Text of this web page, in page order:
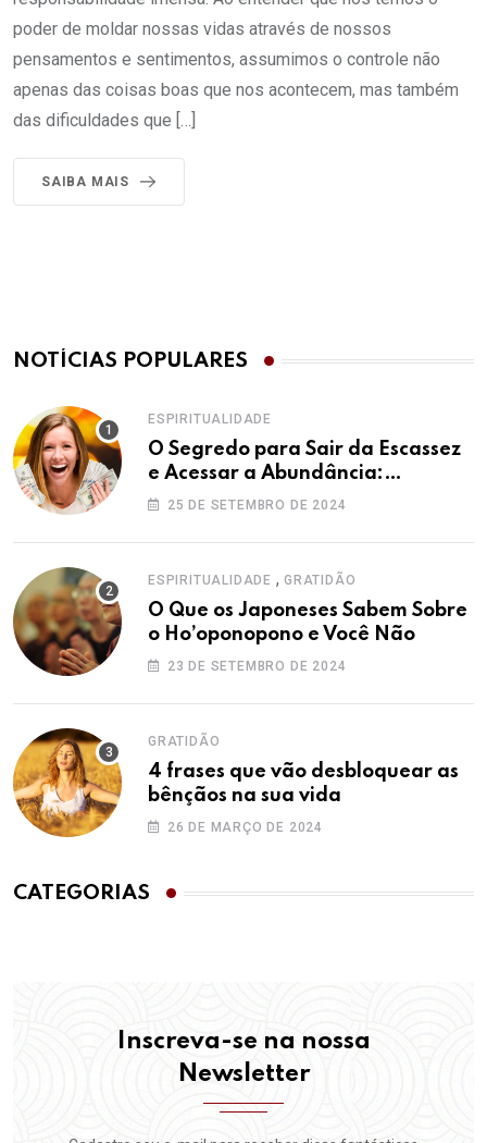
poder de moldar nossas vidas através de nossos
pensamentos e sentimentos, assumimos o controle não
apenas das coisas boas que nos acontecem, mas também
das dificuldades que […]
SAIBA MAIS
NOTÍCIAS POPULARES
ESPIRITUALIDADE
O Segredo para Sair da Escassez
e Acessar a Abundância:
Ho’oponopono pela Prosperidade
25 DE SETEMBRO DE 2024
ESPIRITUALIDADE , GRATIDÃO
O Que os Japoneses Sabem Sobre
o Ho’oponopono e Você Não
23 DE SETEMBRO DE 2024
GRATIDÃO
4 frases que vão desbloquear as
bênçãos na sua vida
26 DE MARÇO DE 2024
CATEGORIAS
Inscreva-se na nossa
Newsletter